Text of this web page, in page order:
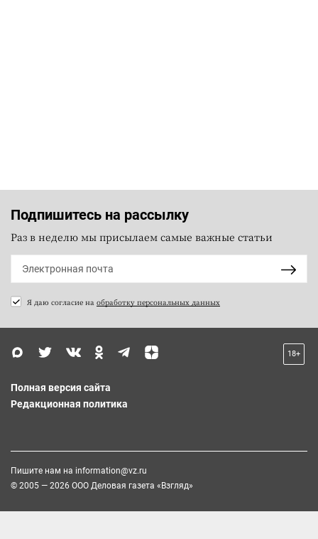
Подпишитесь на рассылку
Раз в неделю мы присылаем самые важные статьи
Я даю согласие на обработку персональных данных
18+
Полная версия сайта
Редакционная политика
Пишите нам на information@vz.ru
© 2005 — 2026 ООО Деловая газета «Взгляд»